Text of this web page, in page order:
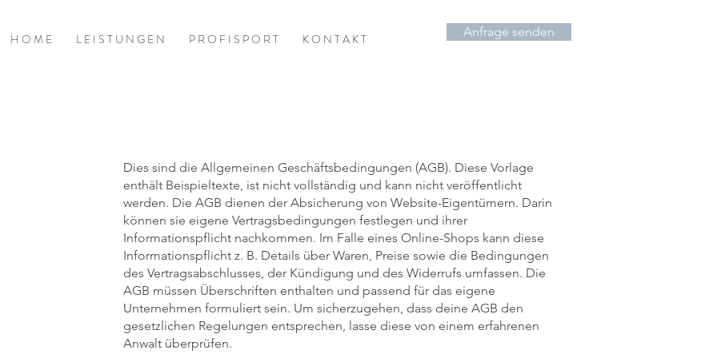
H O M E L E I S T U N G E N P R O F I S P O R T K O N T A K T Anfrage senden
Dies sind die Allgemeinen Geschäftsbedingungen (AGB). Diese Vorlage
enthält Beispieltexte, ist nicht vollständig und kann nicht veröffentlicht
werden. Die AGB dienen der Absicherung von Website-Eigentümern. Darin
können sie eigene Vertragsbedingungen festlegen und ihrer
Informationspflicht nachkommen. Im Falle eines Online-Shops kann diese
Informationspflicht z. B. Details über Waren, Preise sowie die Bedingungen
des Vertragsabschlusses, der Kündigung und des Widerrufs umfassen. Die
AGB müssen Überschriften enthalten und passend für das eigene
Unternehmen formuliert sein. Um sicherzugehen, dass deine AGB den
gesetzlichen Regelungen entsprechen, lasse diese von einem erfahrenen
Anwalt überprüfen.